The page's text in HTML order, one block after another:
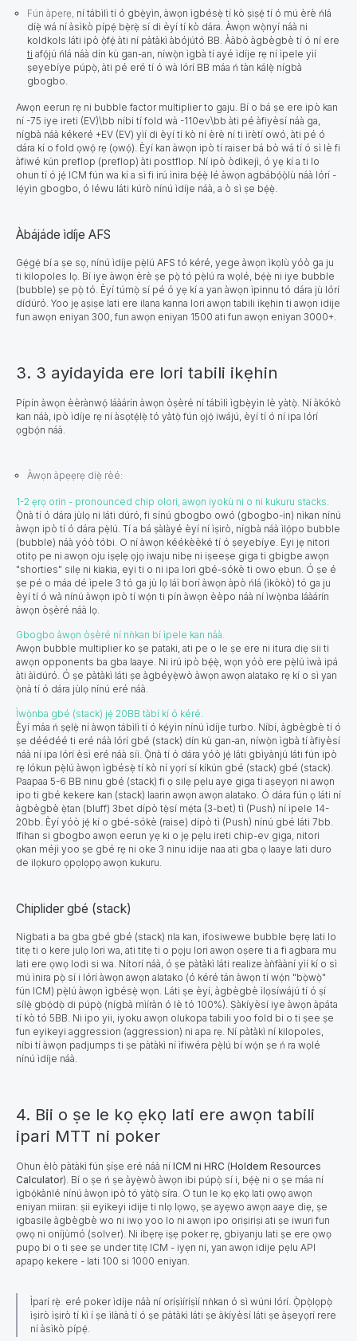
Fún àpẹrẹ, ní tábìlì tí ó gbẹ̀yìn, àwọn ìgbésẹ̀ tí kò ṣiṣẹ́ tí ó mú èrè ńlá
díẹ̀ wá ní àsìkò pípẹ́ bẹ̀rẹ̀ sí di èyí tí kò dára. Àwọn wọ̀nyí náà ni
koldkols láti ipò ọ̀fẹ́ àti ní pàtàkì àbójútó BB. Ààbò àgbègbè tí ó ní ere
ti afọ́jú ńlá náà dín kù gan-an, níwọ̀n ìgbà tí ayé ìdíje rẹ ní ìpele yìí
ṣeyebíye púpọ̀, àti pé eré tí ó wà lórí BB máa ń tàn kálẹ̀ nígbà
gbogbo.
Awọn eerun rẹ ni bubble factor multiplier to gaju. Bí o bá ṣe ere ipò kan
ní -75 iye ireti (EV)\bb níbi tí fold wà -110ev\bb àti pé àfiyèsí náà ga,
nígbà náà kékeré +EV (EV) yìí di èyí tí kò ní èrè ní ti ìrètí owó, àti pé ó
dára kí o fold ọwọ́ rẹ (ọwọ́). Èyí kan àwọn ipò tí raiser bá bò wá tí ó sì lè fi
àfiwé kún preflop (preflop) àti postflop. Ní ipò òdìkejì, ó yẹ kí a ti lo
ohun tí ó jẹ́ ICM fún wa kí a sì fi irú ìnira bẹ́ẹ̀ lé àwọn agbábọ́ọ̀lù náà lórí -
lẹ́yìn gbogbo, ó léwu láti kúrò nínú ìdíje náà, a ò sì ṣe bẹ́ẹ̀.
Àbájáde ìdíje AFS
Gẹ́gẹ́ bí a ṣe sọ, nínú ìdíje pẹ̀lú AFS tó kéré, yege àwọn ìkọlù yóò ga ju
ti kilopoles lọ. Bí iye àwọn èrè ṣe pọ̀ tó pẹ̀lú ra wọlé, bẹ́ẹ̀ ni iye bubble
(bubble) ṣe pọ̀ tó. Èyí túmọ̀ sí pé ó yẹ kí a yan àwọn ìpinnu tó dára jù lórí
dídúró. Yoo jẹ aṣiṣe lati ere ilana kanna lori awọn tabili ikẹhin ti awọn idije
fun awọn eniyan 300, fun awọn eniyan 1500 ati fun awọn eniyan 3000+.
3. 3 ayidayida ere lori tabili ikẹhin
Pípín àwọn èèrànwọ́ láàárín àwọn òṣèré ní tábìlì ìgbẹ̀yìn lè yàtọ̀. Ní àkókò
kan náà, ipò ìdíje rẹ ní àsọtẹ́lẹ̀ tó yàtọ̀ fún ọjọ́ iwájú, èyí tí ó ní ipa lórí
ọgbọ́n náà.
Àwọn àpẹẹrẹ díẹ̀ rèé:
1-2 ẹrọ orin - pronounced chip olori, awọn iyokù ni o ni kukuru stacks.
Ọ̀nà tí ó dára jùlọ ni láti dúró, fi sínú gbogbo owó (gbogbo-in) nìkan nínú
àwọn ipò tí ó dára pẹ̀lú. Tí a bá ṣàlàyé èyí ní ìṣirò, nígbà náà ìlọ́po bubble
(bubble) náà yóò tóbi. O ní àwọn kéékèèké tí ó ṣeyebíye. Eyi jẹ nitori
otitọ pe ni awọn oju iṣẹlẹ ọjọ iwaju nibẹ ni iṣeeṣe giga ti gbigbe awọn
"shorties" silẹ ni kiakia, eyi ti o ni ipa lori gbé-sókè ti owo ẹbun. Ó ṣe é
ṣe pé o máa dé ìpele 3 tó ga jù lọ láì borí àwọn àpò ńlá (ìkòkò) tó ga ju
èyí tí ó wà nínú àwọn ipò tí wọ́n ti pín àwọn èèpo náà ní ìwọ̀nba láàárín
àwọn òṣèré náà lọ.
Gbogbo àwọn òṣèré ní nǹkan bí ìpele kan náà.
Awọn bubble multiplier ko ṣe pataki, ati pe o le ṣe ere ni itura diẹ sii ti
awọn оpponents ba gba laaye. Ni irú ipò bẹ́ẹ̀, wọn yóò ere pẹ̀lú ìwà ipá
àti àìdúró. Ó ṣe pàtàkì láti ṣe àgbéyẹ̀wò àwọn awọn alatako rẹ kí o sì yan
ọ̀nà tí ó dára jùlọ nínú eré náà.
Ìwọ̀nba gbé (stack) jẹ́ 20BB tàbí kí ó kéré.
Èyí máa ń ṣẹlẹ̀ ní àwọn tábìlì tí ó kẹ́yìn nínú ìdíje turbo. Níbí, àgbègbè tí ó
ṣe déédéé ti eré náà lórí gbé (stack) dín kù gan-an, níwọ̀n ìgbà tí àfiyèsí
náà ní ipa lórí èsì eré náà síi. Ọ̀nà tí ó dára yóò jẹ́ láti gbìyànjú láti fún ipò
rẹ lókun pẹ̀lú àwọn ìgbésẹ̀ tí kò ní yọrí sí kíkún gbé (stack) gbé (stack).
Paapaa 5-6 BB ninu gbé (stack) fi ọ silẹ pẹlu aye giga ti aṣeyọri ni awọn
ipo ti gbé kekere kan (stack) laarin awọn awọn alatako. Ó dára fún ọ láti ní
àgbègbè ẹ̀tan (bluff) 3bet dípò tẹ̀sí mẹ́ta (3-bet) tì (Push) ní ìpele 14-
20bb. Èyí yóò jẹ́ kí o gbé-sókè (raise) dípò tì (Push) nínú gbé láti 7bb
Ifihan si gbogbo awọn eerun yẹ ki o jẹ pẹlu ireti chip-ev giga, nitori
ọkan méjì yoo ṣe gbé rẹ ni oke 3 ninu idije naa ati gba ọ laaye lati duro
de ilọkuro ọpọlọpọ awọn kukuru.
Chiplider gbé (stack)
Nigbati a ba gba gbé gbé (stack) nla kan, ifosiwewe bubble bẹrẹ lati lo
titẹ ti o kere julọ lori wa, ati titẹ ti o pọju lori awọn oṣere ti a fi agbara mu
lati ere ọwọ lodi si wa. Nítorí náà, ó ṣe pàtàkì láti realize àǹfààní yìí kí o sì
mú ìnira pọ̀ sí i lórí àwọn awọn alatako (ó kéré tán àwọn tí wọ́n "bọ̀wọ̀"
fún ICM) pẹ̀lú àwọn ìgbésẹ̀ wọn. Láti ṣe èyí, àgbègbè ìlọsíwájú tí ó ṣí
sílẹ̀ gbọ́dọ̀ di púpọ̀ (nígbà mìíràn ó lè tó 100%). Ṣàkíyèsí iye àwọn àpáta
tí kò tó 5BB. Ni ipo yii, iyoku awọn olukopa tabili yoo fold bi o ti ṣee ṣe
fun eyikeyi aggression (aggression) ni apa rẹ. Ní pàtàkì ní kilopoles,
níbi tí àwọn padjumps ti ṣe pàtàkì ní ìfiwéra pẹ̀lú bí wọ́n ṣe ń ra wọlé
nínú ìdíje náà.
4. Bii o ṣe le kọ ẹkọ lati ere awọn tabili
ipari MTT ni poker
Ohun èlò pàtàkì fún ṣíṣe eré náà ní ICM ni HRC (Holdem Resources
Calculator). Bí o ṣe ń ṣe àyẹ̀wò àwọn ibi púpọ̀ sí i, bẹ́ẹ̀ ni o ṣe máa ní
ìgbọ́kànlé nínú àwọn ipò tó yàtọ̀ síra. O tun le kọ ẹkọ lati ọwọ awọn
eniyan miiran: ṣii eyikeyi idije ti nlọ lọwọ, ṣe ayẹwo awọn aaye diẹ, ṣe
igbasilẹ àgbègbè wo ni iwọ yoo lo ni awọn ipo oriṣiriṣi ati ṣe iwuri fun
ọwọ ni oníjùmó (solver). Ni ibẹrẹ iṣẹ poker rẹ, gbiyanju lati ṣe ere ọwọ
pupọ bi o ti ṣee ṣe under titẹ ICM - iyẹn ni, yan awọn idije pẹlu API
apapọ kekere - lati 100 si 1000 eniyan.
Ìparí rẹ̀: eré poker ìdíje náà ní oríṣìíríṣìí nǹkan ó sì wúni lórí. Ọ̀pọ̀lọpọ̀
ìṣirò ìṣirò tí kì í ṣe ìlànà tí ó ṣe pàtàkì láti ṣe àkíyèsí láti ṣe àṣeyọrí rere
ní àsìkò pípẹ́.